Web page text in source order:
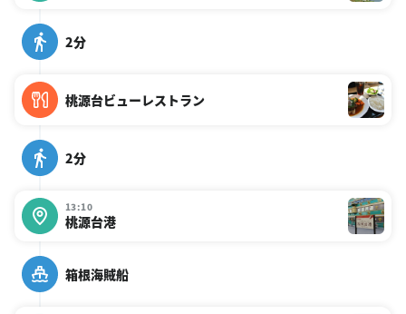
2分
桃源台ビューレストラン
2分
13:10
桃源台港
箱根海賊船